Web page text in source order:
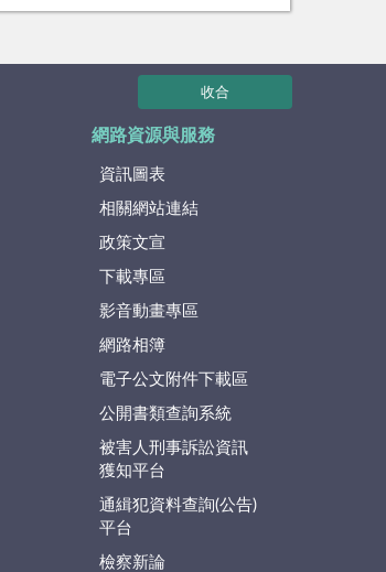
收合
網路資源與服務
資訊圖表
相關網站連結
政策文宣
下載專區
影音動畫專區
網路相簿
電子公文附件下載區
公開書類查詢系統
被害人刑事訴訟資訊
獲知平台
通緝犯資料查詢(公告)
平台
檢察新論